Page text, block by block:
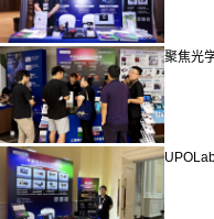
聚焦光